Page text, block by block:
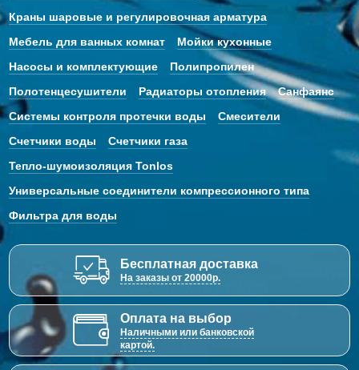
Краны шаровые и регулировочная арматура
Мебель для ванных комнат
Мойки кухонные
Насосы и комплектующие
Полипропилен
Полотенцесушители
Радиаторы отопления
Санфаянс
Системы контроля протечки воды
Смесители
Счетчики воды
Счетчики газа
Тепло-шумоизоляция Tonlos
Универсальные соединители компрессионного типа
Фильтра для воды
Бесплатная доставка
На заказы от 20000р.
Оплата на выбор
Наличными или банковской
картой.